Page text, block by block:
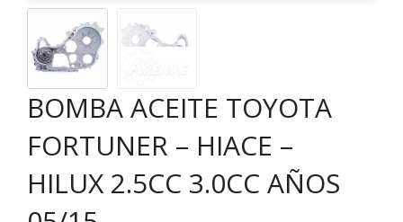
BOMBA ACEITE TOYOTA
FORTUNER – HIACE –
HILUX 2.5CC 3.0CC AÑOS